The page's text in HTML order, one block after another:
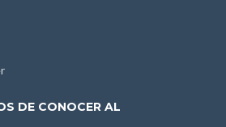
DE CONOCER AL